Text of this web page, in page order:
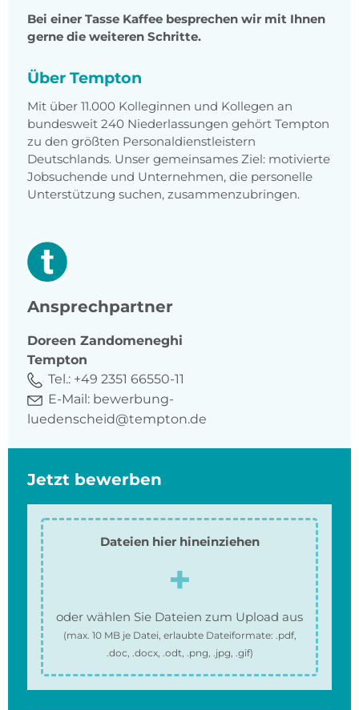
Bei einer Tasse Kaffee besprechen wir mit Ihnen
gerne die weiteren Schritte.
Über Tempton
Mit über 11.000 Kolleginnen und Kollegen an
bundesweit 240 Niederlassungen gehört Tempton
zu den größten Personaldienstleistern
Deutschlands. Unser gemeinsames Ziel: motivierte
Jobsuchende und Unternehmen, die personelle
Unterstützung suchen, zusammenzubringen.
Ansprechpartner
Doreen Zandomeneghi
Tempton
Tel.: +49 2351 66550-11
E-Mail: bewerbung-
luedenscheid@tempton.de
Jetzt bewerben
Dateien hier hineinziehen
oder wählen Sie Dateien zum Upload aus
(max. 10 MBje Datei, erlaubte Dateiformate: .pdf,
.doc, .docx, .odt, .png, .jpg, .gif)